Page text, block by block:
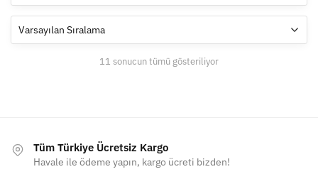
11 sonucun tümü gösteriliyor
Tüm Türkiye Ücretsiz Kargo
Havale ile ödeme yapın, kargo ücreti bizden!